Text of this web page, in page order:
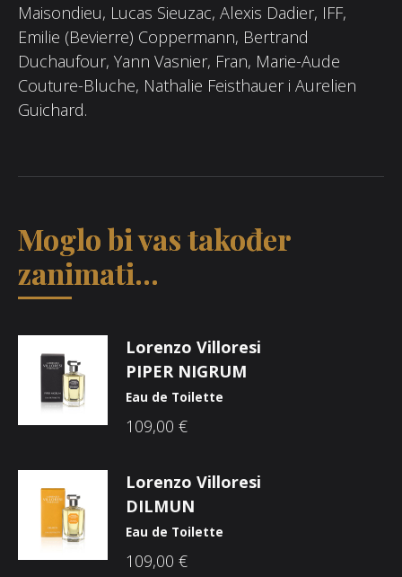
Maisondieu, Lucas Sieuzac, Alexis Dadier, IFF,
Emilie (Bevierre) Coppermann, Bertrand
Duchaufour, Yann Vasnier, Fran, Marie-Aude
Couture-Bluche, Nathalie Feisthauer i Aurelien
Guichard.
Moglo bi vas također
zanimati...
Lorenzo Villoresi
PIPER NIGRUM
Eau de Toilette
109,00 €
Lorenzo Villoresi
DILMUN
Eau de Toilette
109,00 €